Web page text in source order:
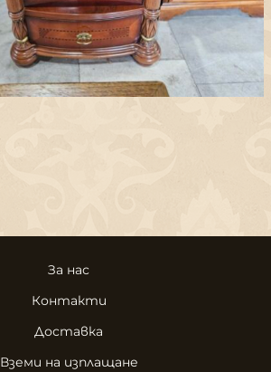
За нас
Контакти
Доставка
Вземи на изплащане